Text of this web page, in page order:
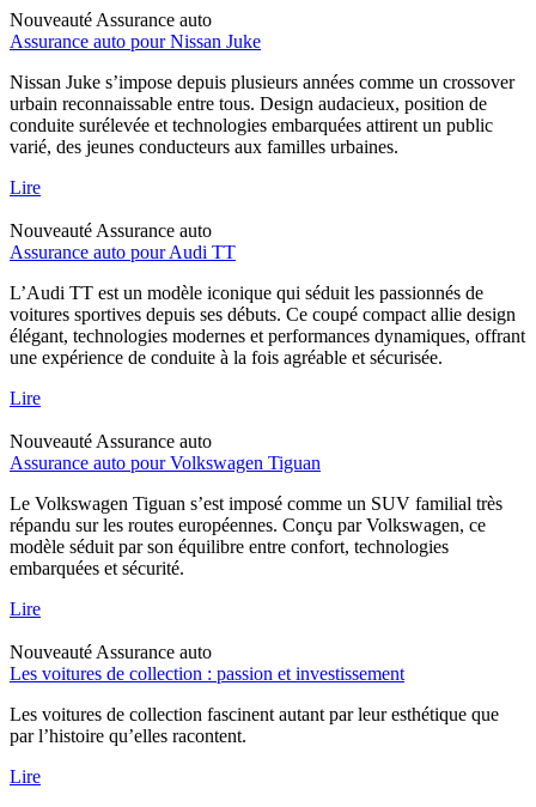
Nouveauté Assurance auto
Assurance auto pour Nissan Juke
Nissan Juke s’impose depuis plusieurs années comme un crossover
urbain reconnaissable entre tous. Design audacieux, position de
conduite surélevée et technologies embarquées attirent un public
varié, des jeunes conducteurs aux familles urbaines.
Lire
Nouveauté Assurance auto
Assurance auto pour Audi TT
L’Audi TT est un modèle iconique qui séduit les passionnés de
voitures sportives depuis ses débuts. Ce coupé compact allie design
élégant, technologies modernes et performances dynamiques, offrant
une expérience de conduite à la fois agréable et sécurisée.
Lire
Nouveauté Assurance auto
Assurance auto pour Volkswagen Tiguan
Le Volkswagen Tiguan s’est imposé comme un SUV familial très
répandu sur les routes européennes. Conçu par Volkswagen, ce
modèle séduit par son équilibre entre confort, technologies
embarquées et sécurité.
Lire
Nouveauté Assurance auto
Les voitures de collection : passion et investissement
Les voitures de collection fascinent autant par leur esthétique que
par l’histoire qu’elles racontent.
Lire